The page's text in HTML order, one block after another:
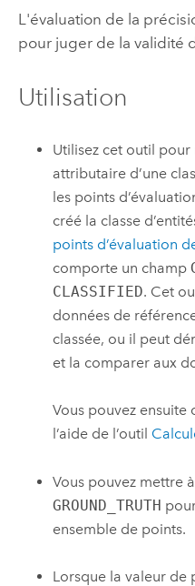
L'évaluation de la
pour juger de la validité
Utilisation
Utilisez cet outil
attributaire d’une
les points
créé la classe
points d’évaluation
comporte un champ
CLASSIFIED. Cet
données de
classée, ou il peut
et la comparer aux
Vous pouvez ensuite
l’aide de l’outil
Vous pouvez mettre
GROUND_TRUTH
ensemble de points.
Lorsque la valeur de